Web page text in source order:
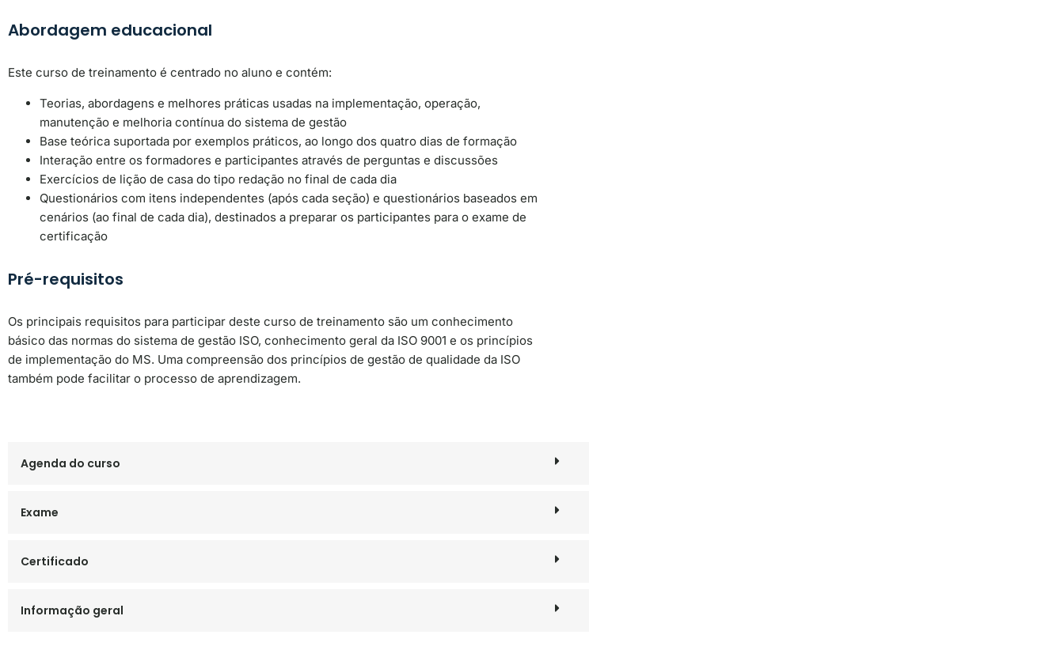
Abordagem educacional
Este curso de treinamento é centrado no aluno e contém:
Teorias, abordagens e melhores práticas usadas na implementação, operação,
manutenção e melhoria contínua do sistema de gestão
Base teórica suportada por exemplos práticos, ao longo dos quatro dias de formação
Interação entre os formadores e participantes através de perguntas e discussões
Exercícios de lição de casa do tipo redação no final de cada dia
Questionários com itens independentes (após cada seção) e questionários baseados em
cenários (ao final de cada dia), destinados a preparar os participantes para o exame de
certificação
Pré-requisitos
Os principais requisitos para participar deste curso de treinamento são um conhecimento
básico das normas do sistema de gestão ISO, conhecimento geral da ISO 9001 e os princípios
de implementação do MS. Uma compreensão dos princípios de gestão de qualidade da ISO
também pode facilitar o processo de aprendizagem.
Agenda do curso
Exame
Certificado
Informação geral